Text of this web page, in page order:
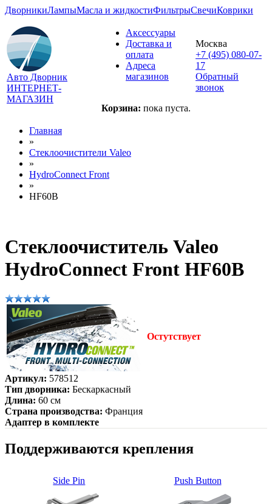
ДворникиЛампыМасла и жидкостиФильтрыСвечиКоврики
Авто Дворник
ИНТЕРНЕТ-
МАГАЗИН
Аксессуары
Доставка и
оплата
Адреса
магазинов
Корзина: пока пуста.
Москва
+7 (495) 080-07-
17
Обратный
звонок
Главная
»
Стеклоочистители Valeo
»
HydroConnect Front
»
HF60B
Стеклоочиститель Valeo
HydroConnect Front HF60B
Остутствует
Артикул: 578512
Тип дворника: Бескаркасный
Длина: 60 см
Страна производства: Франция
Адаптер в комплекте
Поддерживаются крепления
Side Pin Push Button